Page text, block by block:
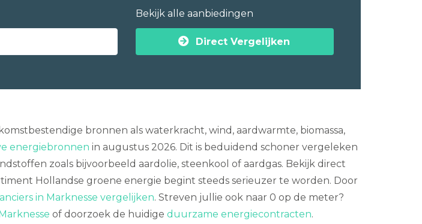
Bekijk alle aanbiedingen
Direct Vergelijken
bronnen als waterkracht, wind, aardwarmte, biomassa,
energiebronnen in augustus 2026. Dit is beduidend schoner vergeleken
zoals bijvoorbeeld aardolie, steenkool of aardgas. Bekijk direct
Hollandse groene energie begint steeds serieuzer te worden. Door
in Marknesse vergelijken. Streven jullie ook naar 0 op de meter?
of doorzoek de huidige duurzame energiecontracten.